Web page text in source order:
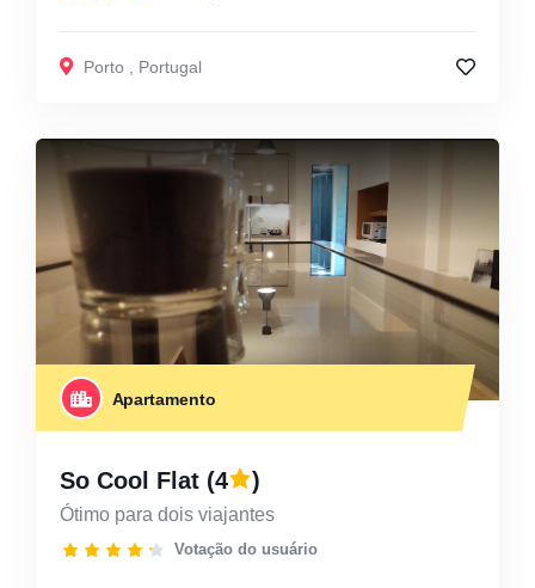
Porto , Portugal
Apartamento
So Cool Flat (4 )
Ótimo para dois viajantes
Votação do usuário